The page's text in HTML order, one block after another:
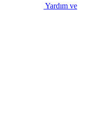
Yardım ve